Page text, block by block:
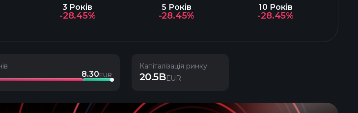
3 Років
-28.45%
5 Років
-28.45%
10 Років
-28.45%
8.30EUR
Капіталізація ринку
20.5BEUR